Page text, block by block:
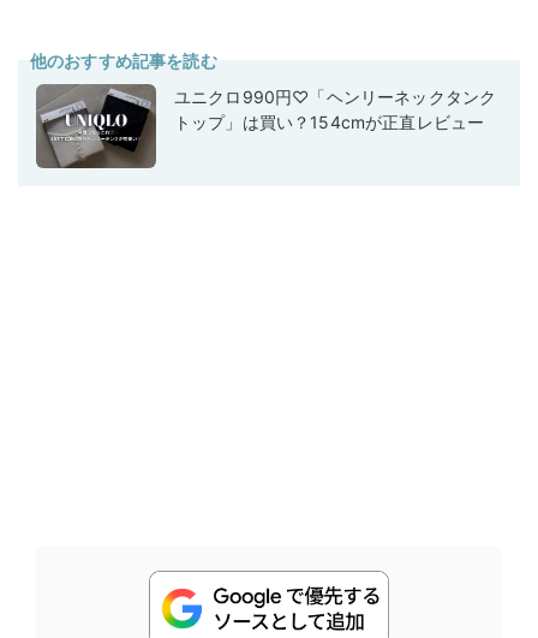
他のおすすめ記事を読む
ユニクロ990円♡「ヘンリーネックタンク
トップ」は買い？154cmが正直レビュー